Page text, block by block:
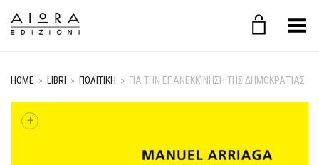
Toggle Menu
HOME » LIBRI » ΠΟΛΙΤΙΚΗ » ΓΙΑ ΤΗΝ ΕΠΑΝΕΚΚΊΝΗΣΗ ΤΗΣ ΔΗΜΟΚΡΑΤΊΑΣ
+